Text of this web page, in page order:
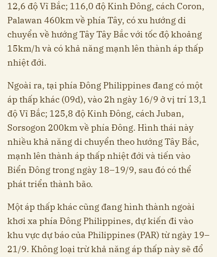
12,6 độ Vĩ Bắc; 116,0 độ Kinh Đông, cách Coron,
Palawan 460km về phía Tây, có xu hướng di
chuyển về hướng Tây Tây Bắc với tốc độ khoảng
15km/h và có khả năng mạnh lên thành áp thấp
nhiệt đới.
Ngoài ra, tại phía Đông Philippines đang có một
áp thấp khác (09d), vào 2h ngày 16/9 ở vị trí 13,1
độ Vĩ Bắc; 125,8 độ Kinh Đông, cách Juban,
Sorsogon 200km về phía Đông. Hình thái này
nhiều khả năng di chuyển theo hướng Tây Bắc,
mạnh lên thành áp thấp nhiệt đới và tiến vào
Biển Đông trong ngày 18–19/9, sau đó có thể
phát triển thành bão.
Một áp thấp khác cũng đang hình thành ngoài
khơi xa phía Đông Philippines, dự kiến đi vào
khu vực dự báo của Philippines (PAR) từ ngày 19–
21/9. Không loại trừ khả năng áp thấp này sẽ đổ